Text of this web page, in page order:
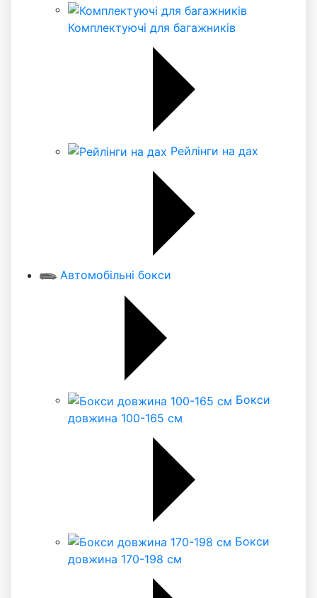
Комплектуючі для багажників
Рейлінги на дах
Автомобільні бокси
Бокси
довжина 100-165 см
Бокси
довжина 170-198 см